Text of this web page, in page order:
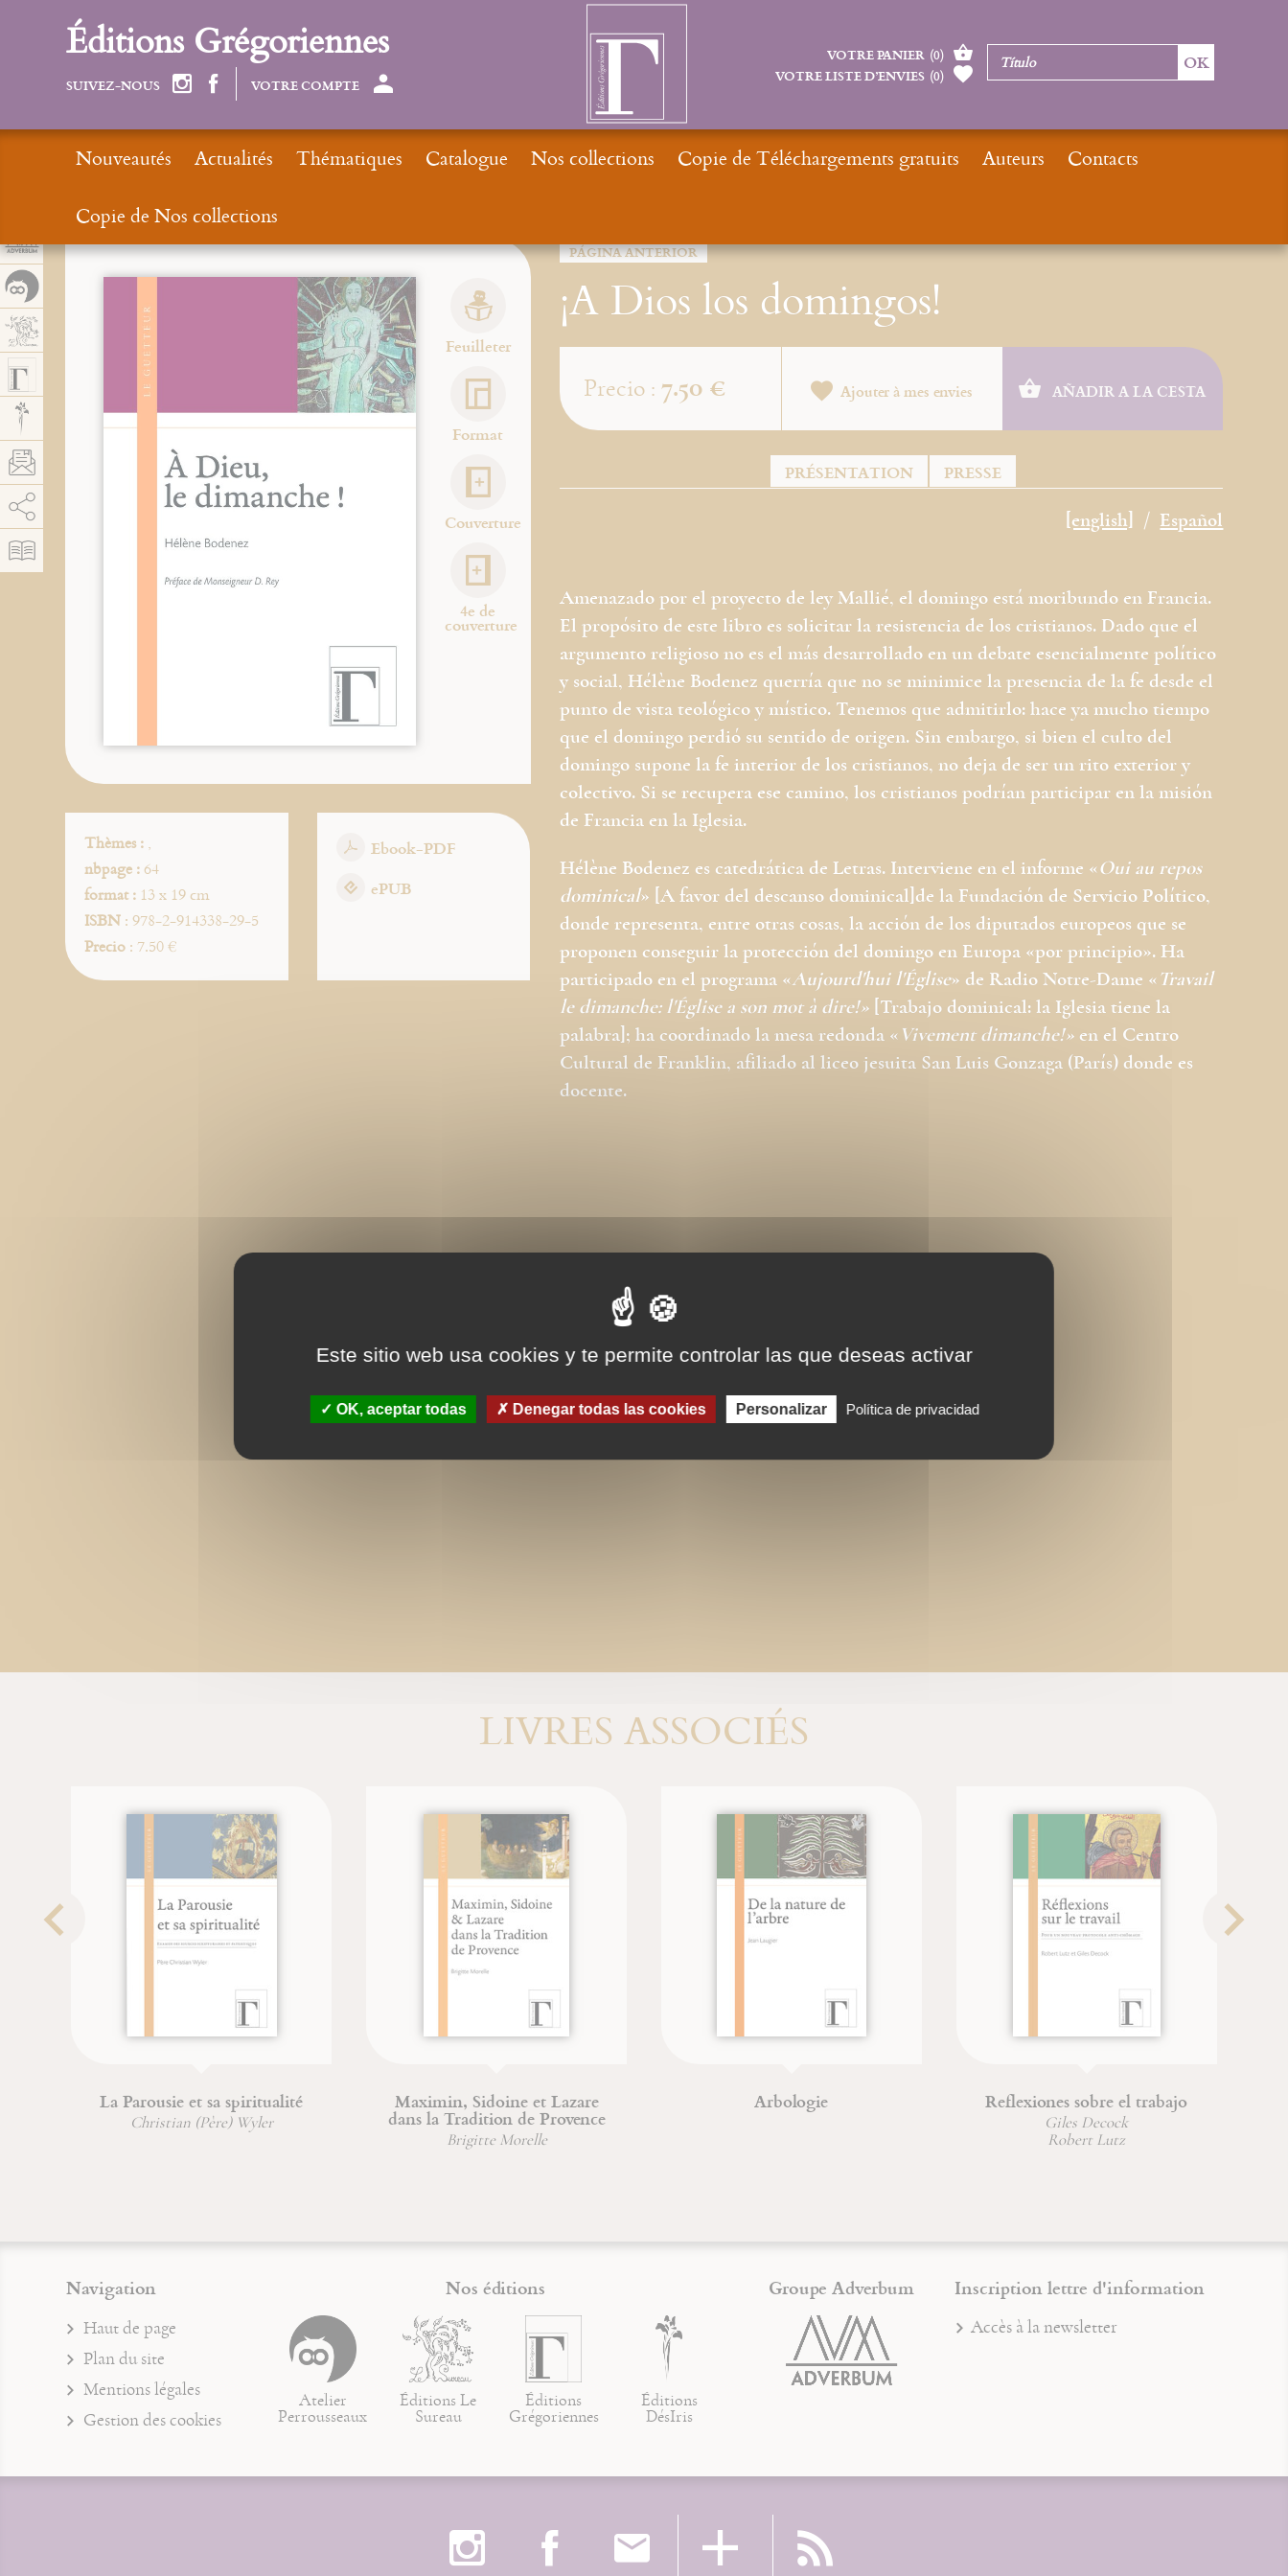
PÁGINA ANTERIOR
¡A Dios los domingos!
Feuilleter
Format
Couverture
4e de
couverture
Thèmes : ,
nbpage :64
format :13 x 19 cm
ISBN: 978-2-914338-29-5
Precio: 7.50 €
Ebook-PDF
ePUB
Precio : 7.50 € Ajouter à mes envies AÑADIR A LA CESTA
PRÉSENTATION PRESSE
[english] Español
Amenazado por el proyecto de ley Mallié, el domingo está moribundo en Francia.
El propósito de este libro es solicitar la resistencia de los cristianos. Dado que el
argumento religioso no es el más desarrollado en un debate esencialmente político
y social, Hélène Bodenez querría que no se minimice la presencia de la fe desde el
punto de vista teológico y místico. Tenemos que admitirlo: hace ya mucho tiempo
que el domingo perdió su sentido de origen. Sin embargo, si bien el culto del
domingo supone la fe interior de los cristianos, no deja de ser un rito exterior y
colectivo. Si se recupera ese camino, los cristianos podrían participar en la misión
de Francia en la Iglesia.
Hélène Bodenez es catedrática de Letras. Interviene en el informe «Oui au repos
dominical» [A favor del descanso dominical]de la Fundación de Servicio Político,
donde representa, entre otras cosas, la acción de los diputados europeos que se
proponen conseguir la protección del domingo en Europa «por principio». Ha
participado en el programa «Aujourd'hui l'Église» de Radio Notre-Dame «Travail
le dimanche: l'Église a son mot à dire!»[Trabajo dominical: la Iglesia tiene la
palabra]; ha coordinado la mesa redonda «Vivement dimanche!»en el Centro
Cultural de Franklin, afiliado al liceo jesuita San Luis Gonzaga (París) donde es
docente.
LIVRES ASSOCIÉS
La Parousie et sa spiritualité
Christian (Père) Wyler
Maximin, Sidoine et Lazare
dans la Tradition de Provence
Brigitte Morelle
Reflexiones sobre el trabajo
Navigation
Haut de page
Plan du site
Mentions légales
Gestion des cookies
Nos éditions
Atelier
Perrousseaux
Éditions Le
Sureau
Éditions
Grégoriennes
Éditions
DésIris
Groupe Adverbum Inscription lettre d'information
Accès à la newsletter
Éditions Grégoriennes
SUIVEZ-NOUS VOTRE COMPTE
VOTRE PANIER (0)
VOTRE LISTE D’ENVIES (0)
Nouveautés Actualités Thématiques Catalogue Nos collections Copie de Téléchargements gratuits Auteurs
Contacts
Copie de Nos collections
AddThis está deshabilitado. Permitir
Panel de gestión de cookies
Este sitio web usa cookies y te permite controlar las que deseas activar
OK, aceptar todas Denegar todas las cookies Personalizar Política de privacidad